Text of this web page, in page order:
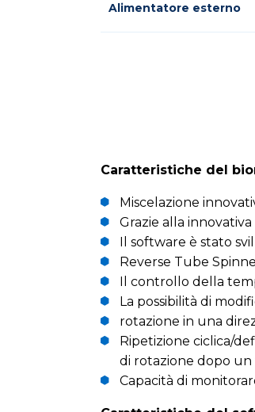
Alimentatore esterno
Caratteristiche del
Miscelazione
Grazie alla
Il software è stato
Reverse Tube
Il controllo della
La possibilità di
rotazione in una
Ripetizione ciclica/
di rotazione dopo
Capacità di